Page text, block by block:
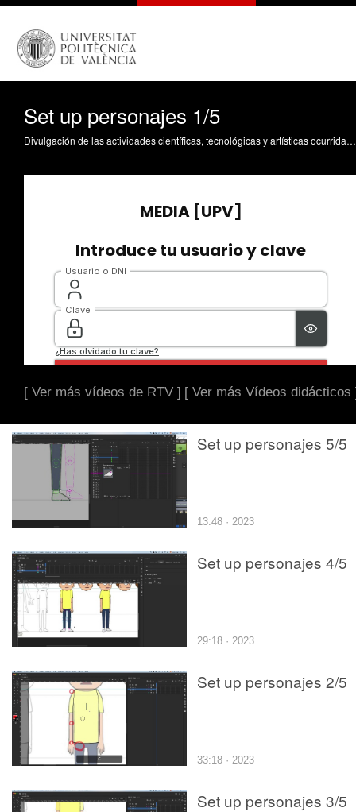
Set up personajes 1/5
Divulgación de las actividades científicas, tecnológicas y artísticas ocurridas en los tres campus de la UPV
[ Ver más vídeos de RTV ] [ Ver más Vídeos didácticos
Set up personajes 5/5
13:48 · 2023
Set up personajes 4/5
29:18 · 2023
Set up personajes 2/5
33:18 · 2023
Set up personajes 3/5